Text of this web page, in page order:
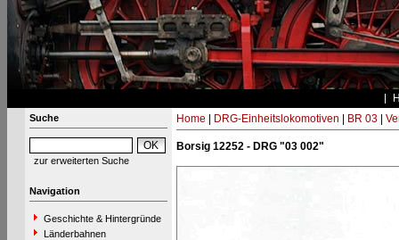
Suche
zur erweiterten Suche
Navigation
Geschichte & Hintergründe
Länderbahnen
Home DRG-Einheitslokomotiven BR 03|
Borsig 12252 - DRG "03 002"